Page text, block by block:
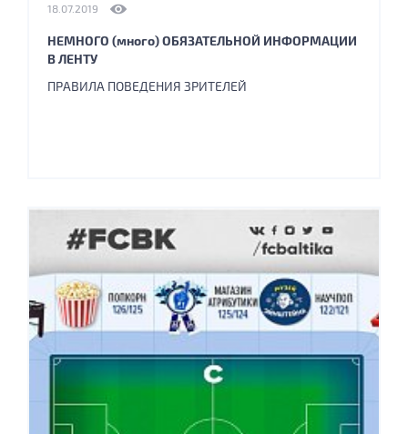
18.07.2019
НЕМНОГО (много) ОБЯЗАТЕЛЬНОЙ ИНФОРМАЦИИ
В ЛЕНТУ
ПРАВИЛА ПОВЕДЕНИЯ ЗРИТЕЛЕЙ